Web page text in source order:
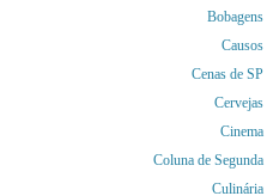
Bobagens
Causos
Cenas de SP
Cervejas
Cinema
Coluna de Segunda
Culinária